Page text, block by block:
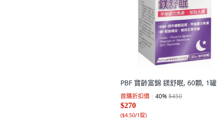
PBF 寶齡富錦 鎂舒眠, 60顆, 1罐
首購折扣價 40%$450
$270
($4.50/1錠)